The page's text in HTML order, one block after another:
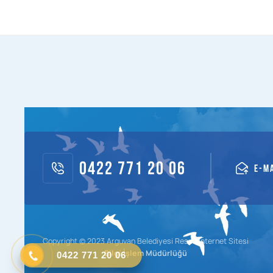
0422 771 20 06
0422 771 20 06 E-
Copyright © 2023 Arguvan Belediyesi Resmi İnternet Sitesi
Bilgi İşlem Müdürlüğü